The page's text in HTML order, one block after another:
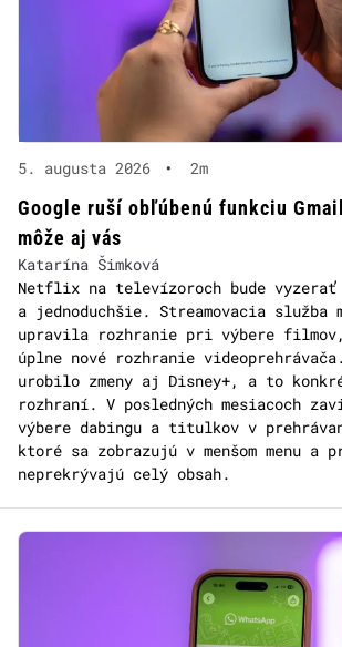
5. augusta 2026 • 2m
Google ruší obľúbenú funkciu
môže aj vás
Katarína Šimková
Netflix na televízoroch bude
a jednoduchšie. Streamovacia služba
upravila rozhranie pri výbere
úplne nové rozhranie
urobilo zmeny aj Disney+, a to
rozhraní. V posledných mesiacoch
výbere dabingu a titulkov v
ktoré sa zobrazujú v menšom menu a
neprekrývajú celý obsah.